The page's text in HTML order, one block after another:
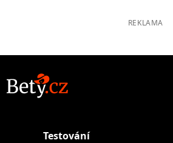
REKLAMA
Testování